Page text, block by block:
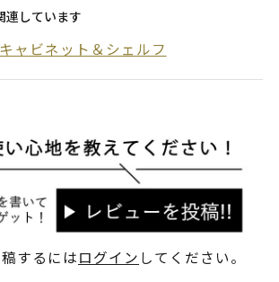
連しています
キャビネット＆シェルフ
するにはログイン してください。